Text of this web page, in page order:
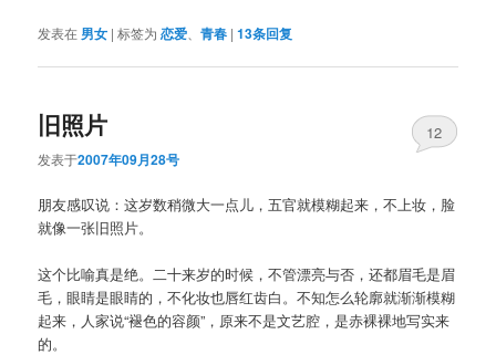
发表在 男女 |标签为 恋爱 、青春 |13条回复
旧照片
发表于2007年09月28号
12
朋友感叹说：这岁数稍微大一点儿，五官就模糊起来，不上妆，脸
就像一张旧照片。
这个比喻真是绝。二十来岁的时候，不管漂亮与否，还都眉毛是眉
毛，眼睛是眼睛的，不化妆也唇红齿白。不知怎么轮廓就渐渐模糊
起来，人家说“褪色的容颜”，原来不是文艺腔，是赤裸裸地写实来
的。